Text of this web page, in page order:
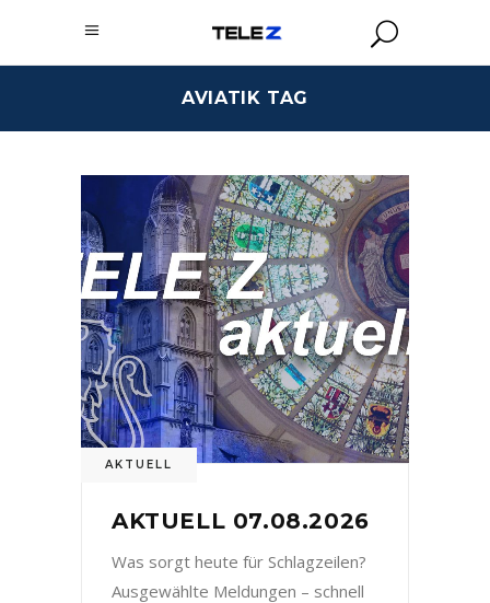
AVIATIK TAG
AKTUELL
AKTUELL 07.08.2026
Was sorgt heute für Schlagzeilen?
Ausgewählte Meldungen – schnell